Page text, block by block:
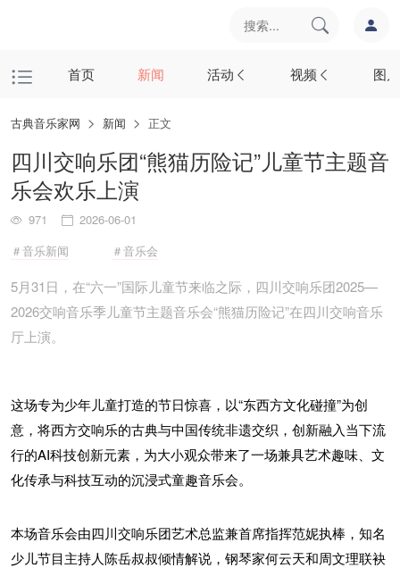
首页 新闻 活动 视频 图片
古典音乐家网 新闻 正文
四川交响乐团“熊猫历险记”儿童节主题音
乐会欢乐上演
971
2026-06-01
＃音乐新闻
＃音乐会
5月31日，在“六一”国际儿童节来临之际，四川交响乐团2025—
2026交响音乐季儿童节主题音乐会“熊猫历险记”在四川交响音乐
厅上演。
这场专为少年儿童打造的节日惊喜，以“东西方文化碰撞”为创
意，将西方交响乐的古典与中国传统非遗交织，创新融入当下流
行的AI科技创新元素，为大小观众带来了一场兼具艺术趣味、文
化传承与科技互动的沉浸式童趣音乐会。
本场音乐会由四川交响乐团艺术总监兼首席指挥范妮执棒，知名
少儿节目主持人陈岳叔叔倾情解说，钢琴家何云天和周文理联袂